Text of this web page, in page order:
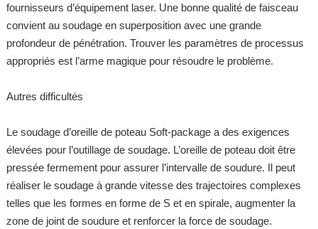
fournisseurs d’équipement laser. Une bonne qualité de faisceau
convient au soudage en superposition avec une grande
profondeur de pénétration. Trouver les paramètres de processus
appropriés est l’arme magique pour résoudre le problème.
Autres difficultés
Le soudage d’oreille de poteau Soft-package a des exigences
élevées pour l’outillage de soudage. L’oreille de poteau doit être
pressée fermement pour assurer l’intervalle de soudure. Il peut
réaliser le soudage à grande vitesse des trajectoires complexes
telles que les formes en forme de S et en spirale, augmenter la
zone de joint de soudure et renforcer la force de soudage.